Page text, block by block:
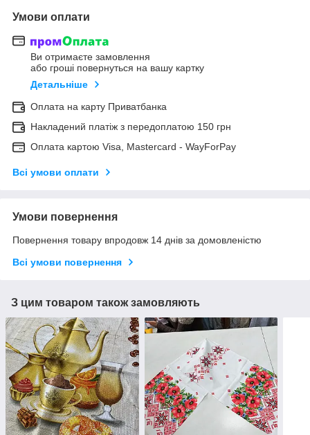
Умови оплати
Ви отримаєте замовлення
або гроші повернуться на вашу картку
Детальніше
Оплата на карту Приватбанка
Накладений платіж з передоплатою 150 грн
Оплата картою Visa, Mastercard - WayForPay
Всі умови оплати
Умови повернення
Повернення товару впродовж 14 днів за домовленістю
Всі умови повернення
З цим товаром також замовляють